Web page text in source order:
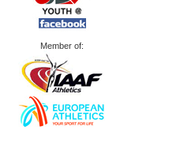
Member of: